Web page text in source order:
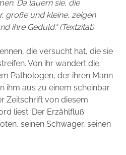
Da lauern sie, die
große und kleine, zeigen
ihre Geduld.“ (Textzitat)
die versucht hat, die sie
Von ihr wandert die
Pathologen, der ihren Mann
ihm aus zu einem scheinbar
Zeitschrift von diesem
liest. Der Erzählfluß
seinen Schwager, seinen